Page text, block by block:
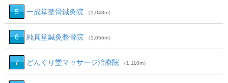
5 一成堂整骨鍼灸院 （1,048m）
6 純真堂鍼灸整骨院 （1,056m）
7 どんぐり堂マッサージ治療院 （1,110m）